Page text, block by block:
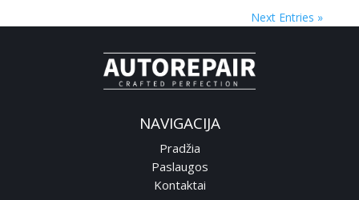
Next Entries »
NAVIGACIJA
Pradžia
Paslaugos
Kontaktai